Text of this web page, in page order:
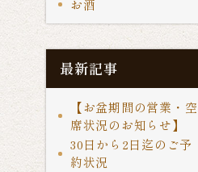
お酒
最新記事
【お盆期間の営業・空
席状況のお知らせ】
30日から2日迄のご予
約状況